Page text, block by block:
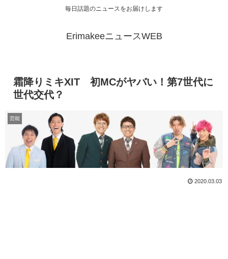
毎日話題のニュースをお届けします
ErimakeeニュースWEB
霜降りミキXIT 初MCがヤバい！第7世代に
世代交代？
芸能
2020.03.03